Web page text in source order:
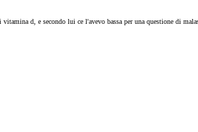
d, e secondo lui ce l'avevo bassa per una questione di